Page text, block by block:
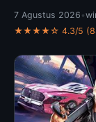
7 Agustus 2026 •
★★★★☆ 4.3/5